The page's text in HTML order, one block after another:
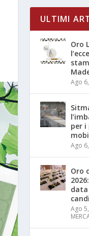
ULTIMI
Oro
Ago
per i
Ago
Oro
data
Ago